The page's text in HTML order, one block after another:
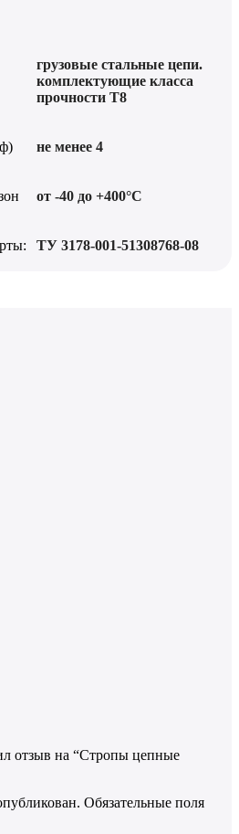
грузовые стальные цепи.
комплектующие класса
прочности Т8
не менее 4
от -40 до +400°С
ТУ 3178-001-51308768-08
отзыв на “Стропы цепные
Обязательные поля